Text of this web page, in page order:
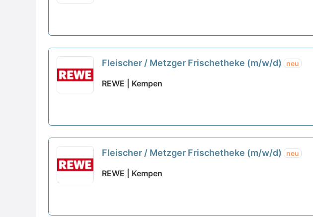
Fleischer / Metzger Frischetheke (m/w/d) neu
REWE | Kempen
Fleischer / Metzger Frischetheke (m/w/d) neu
REWE | Kempen